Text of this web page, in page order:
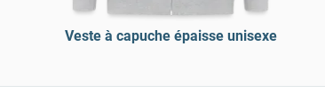
Veste à capuche épaisse unisexe